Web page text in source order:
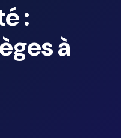
:
à